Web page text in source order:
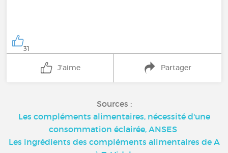
31
J'aime Partager
Sources :
Les compléments alimentaires, nécessité d'une
consommation éclairée, ANSES
Les ingrédients des compléments alimentaires de A